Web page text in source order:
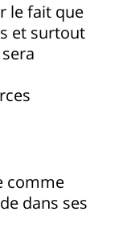
le fait que
et surtout
comme
dans ses